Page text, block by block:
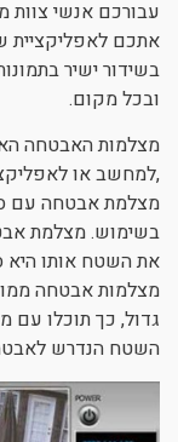
עבורכם אנשי צוות
אתכם לאפליקציית
בשידור ישיר
ובכל מקום.
מצלמות האבטחה
,למחשב או
מצלמת אבטחה עם
בשימוש. מצלמת
את השטח אותו היא
מצלמות אבטחה
גדול, כך תוכלו עם
השטח הנדרש